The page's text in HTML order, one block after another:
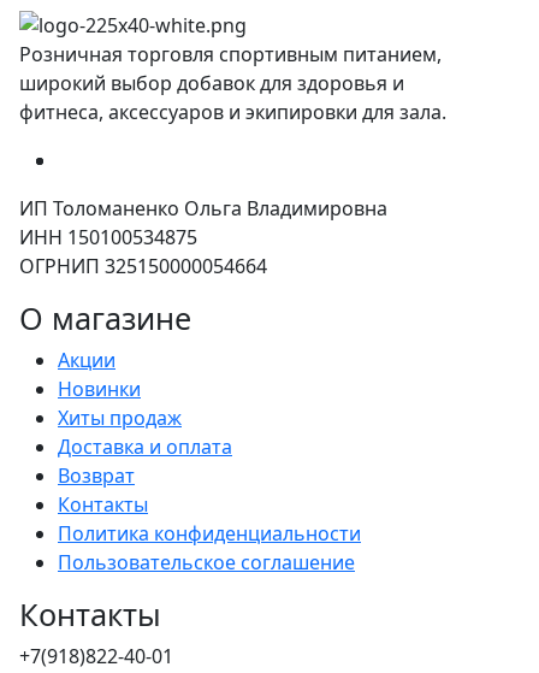
Розничная торговля спортивным питанием,
широкий выбор добавок для здоровья и
фитнеса, аксессуаров и экипировки для зала.
ИП Толоманенко Ольга Владимировна
ИНН 150100534875
ОГРНИП 325150000054664
О магазине
Акции
Новинки
Хиты продаж
Доставка и оплата
Возврат
Контакты
Политика конфиденциальности
Пользовательское соглашение
Контакты
+7(918)822-40-01